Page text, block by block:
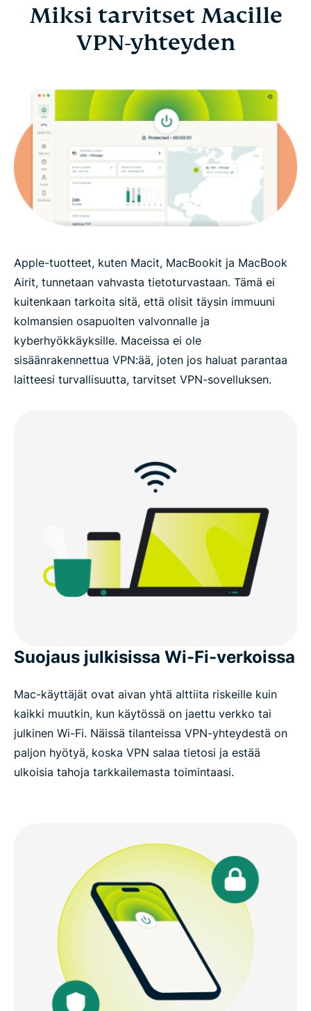
Miksi tarvitset Macille
VPN-yhteyden
Apple-tuotteet, kuten Macit, MacBookit ja MacBook
Airit, tunnetaan vahvasta tietoturvastaan. Tämä ei
kuitenkaan tarkoita sitä, että olisit täysin immuuni
kolmansien osapuolten valvonnalle ja
kyberhyökkäyksille. Maceissa ei ole
sisäänrakennettua VPN:ää, joten jos haluat parantaa
laitteesi turvallisuutta, tarvitset VPN-sovelluksen.
Suojaus julkisissa Wi-Fi-verkoissa
Mac-käyttäjät ovat aivan yhtä alttiita riskeille kuin
kaikki muutkin, kun käytössä on jaettu verkko tai
julkinen Wi-Fi. Näissä tilanteissa VPN-yhteydestä on
paljon hyötyä, koska VPN salaa tietosi ja estää
ulkoisia tahoja tarkkailemasta toimintaasi.